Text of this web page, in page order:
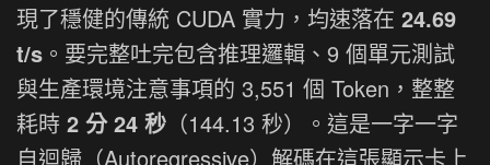
現了穩健的傳統 CUDA 實力，均速落在 24.69
t/s 。要完整吐完包含推理邏輯、9 個單元測試
與生產環境注意事項的 3,551 個 Token，整整
耗時 2 分 24 秒 （144.13 秒）。這是一字一字
自迴歸（Autoregressive）解碼在這張顯示卡上